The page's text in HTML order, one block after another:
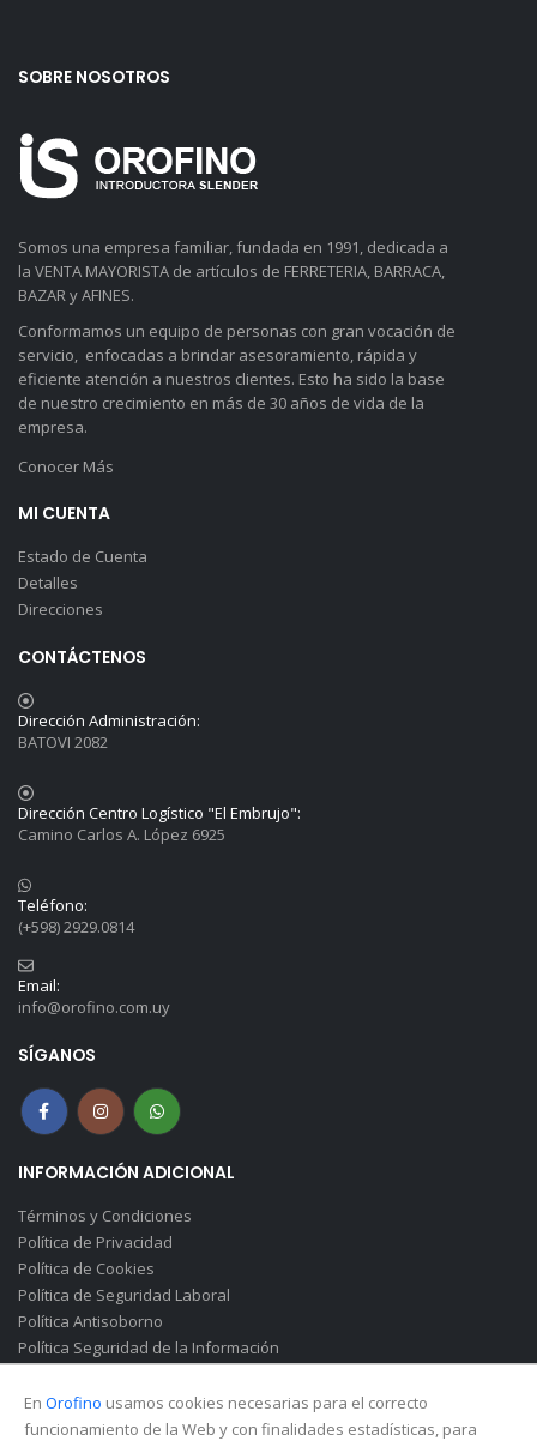
SOBRE NOSOTROS
Somos una empresa familiar, fundada en 1991, dedicada a
la VENTA MAYORISTA de artículos de FERRETERIA, BARRACA,
BAZAR y AFINES.
Conformamos un equipo de personas con gran vocación de
servicio, enfocadas a brindar asesoramiento, rápida y
eficiente atención a nuestros clientes. Esto ha sido la base
de nuestro crecimiento en más de 30 años de vida de la
empresa.
Conocer Más
MI CUENTA
Estado de Cuenta
Detalles
Direcciones
CONTÁCTENOS
Dirección Administración:
BATOVI 2082
Dirección Centro Logístico "El Embrujo":
Camino Carlos A. López 6925
Teléfono:
(+598) 2929.0814
Email:
info@orofino.com.uy
SÍGANOS
INFORMACIÓN ADICIONAL
Términos y Condiciones
Política de Privacidad
Política de Cookies
Política de Seguridad Laboral
Política Antisoborno
Política Seguridad de la Información
En Orofino usamos cookies necesarias para el correcto
funcionamiento de la Web y con finalidades estadísticas, para